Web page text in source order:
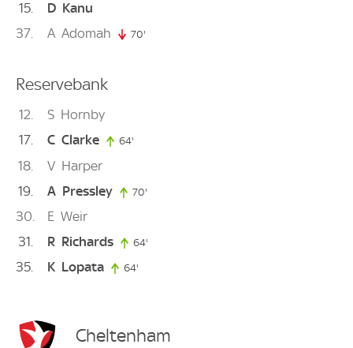
15 D Kanu
37
A Adomah 70'
Reservebank
12 S Hornby
17
C Clarke 64'
18 V Harper
19
A Pressley 70'
30 E Weir
31
R Richards 64'
35 K Lopata 64'
Cheltenham